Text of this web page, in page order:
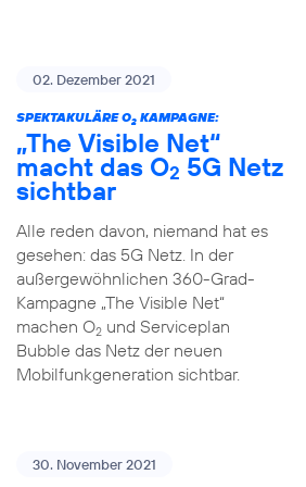
02. Dezember 2021
SPEKTAKULÄRE O2KAMPAGNE:
„The Visible Net“
macht das O2 5G Netz
sichtbar
Alle reden davon, niemand hat es
gesehen: das 5G Netz. In der
außergewöhnlichen 360-Grad-
Kampagne „The Visible Net“
machen O2und Serviceplan
Bubble das Netz der neuen
Mobilfunkgeneration sichtbar.
30. November 2021